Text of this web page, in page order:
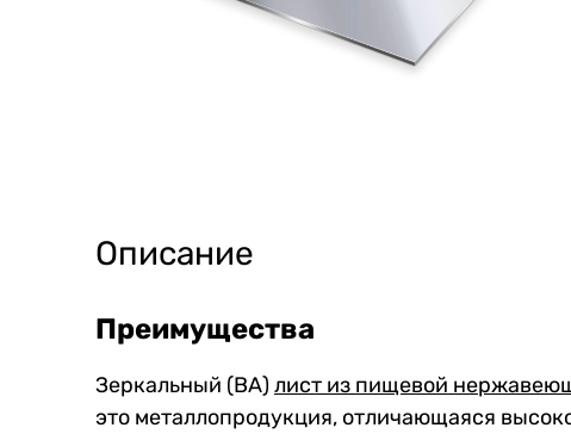
Описание
Преимущества
Зеркальный (BA) лист из пищевой
это металлопродукция, отличающаяся